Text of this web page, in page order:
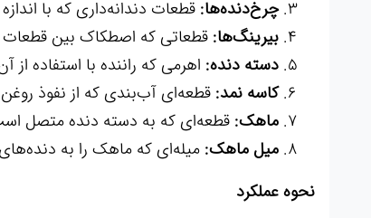
چرخ‌دنده‌ها:قطعات دندانه‌داری که با
بیرینگ‌ها:قطعاتی که اصطکاک بین
دسته دنده: اهرمی که راننده با استفاده
کاسه نمد:قطعه‌ای آب‌بندی که از نفوذ
ماهک:قطعه‌ای که به دسته دنده متصل
میل ماهک:میله‌ای که ماهک را به
نحوه عملکرد